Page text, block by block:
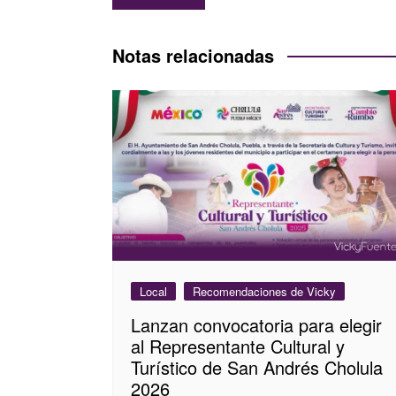
de
entradas
Notas relacionadas
Local Recomendaciones de Vicky
Lanzan convocatoria para elegir
al Representante Cultural y
Turístico de San Andrés Cholula
2026